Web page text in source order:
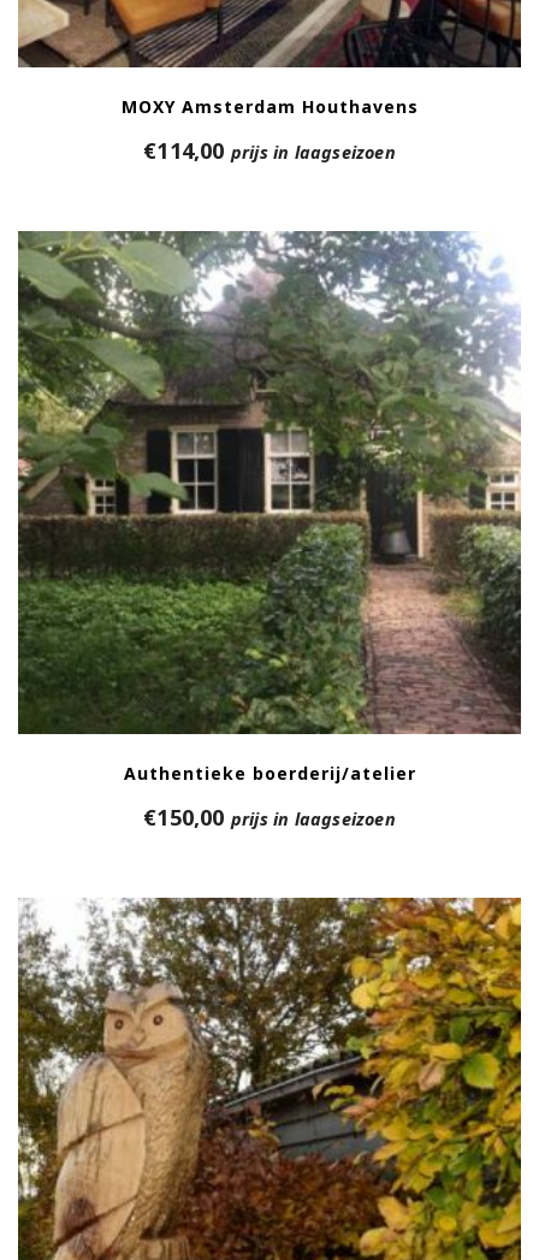
MOXY Amsterdam Houthavens
€114,00 prijs in laagseizoen
Authentieke boerderij/atelier
€150,00 prijs in laagseizoen